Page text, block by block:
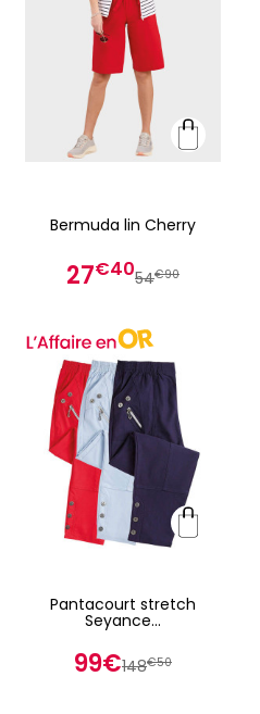
Bermuda lin Cherry
27€4054€90
Pantacourt stretch
Seyance...
99€148€50